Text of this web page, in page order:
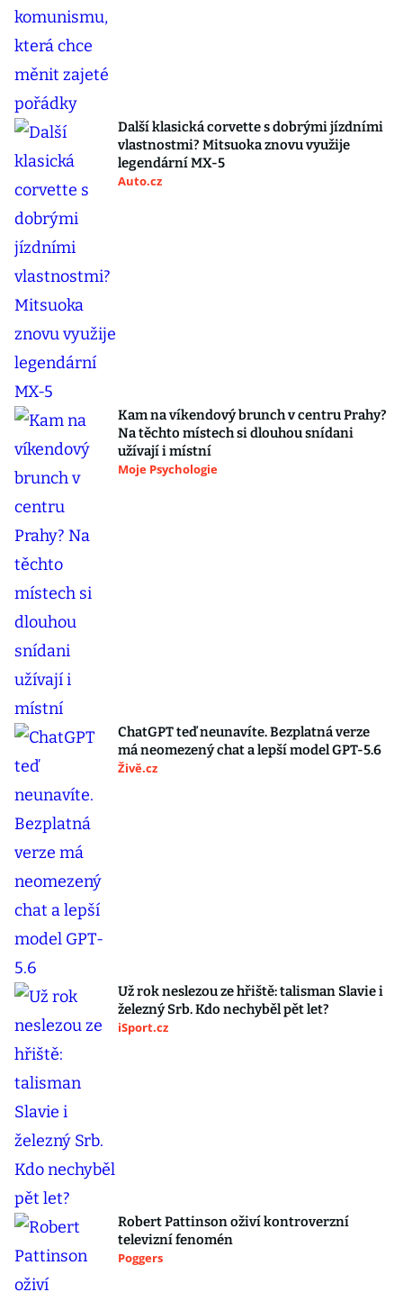
Další klasická corvette s dobrými jízdními
vlastnostmi? Mitsuoka znovu využije
legendární MX-5
Auto.cz
Kam na víkendový brunch v centru Prahy?
Na těchto místech si dlouhou snídani
užívají i místní
Moje Psychologie
ChatGPT teď neunavíte. Bezplatná verze
má neomezený chat a lepší model GPT-5.6
Živě.cz
Už rok neslezou ze hřiště: talisman Slavie i
železný Srb. Kdo nechyběl pět let?
iSport.cz
Robert Pattinson oživí kontroverzní
televizní fenomén
Poggers